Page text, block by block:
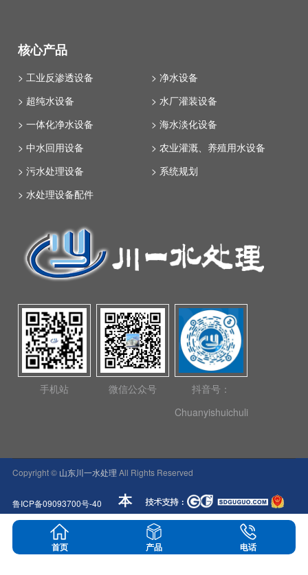
核心产品
> 工业反渗透设备
> 净水设备
> 超纯水设备
> 水厂灌装设备
> 一体化净水设备
> 海水淡化设备
> 中水回用设备
> 农业灌溉、养殖用水设备
> 污水处理设备
> 系统规划
> 水处理设备配件
手机站 微信公众号
抖音号：
Chuanyishuichuli
Copyright © 山东川一水处理 All Rights Reserved
鲁ICP备09093700号-40
本
网站所展示的企业数据及相关介绍均来源于公
司内部统计资料，仅供参考
首页 产品 电话